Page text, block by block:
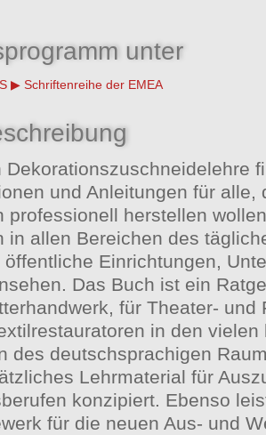
unter
S Schriftenreihe der EMEA
Dekorationszuschneidelehre
und Anleitungen für alle,
professionell herstellen
in allen Bereichen des
Einrichtungen,
Das Buch ist ein
für Theater- und
in den vielen
des deutschsprachigen
Lehrmaterial für
konzipiert. Ebenso
für die neuen Aus- und